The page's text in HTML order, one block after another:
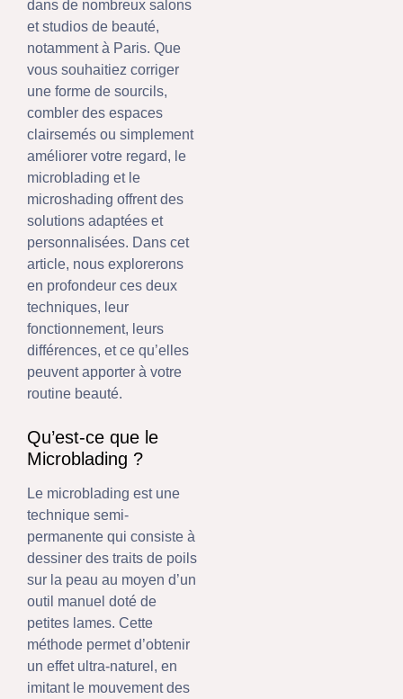
dans de nombreux salons
et studios de beauté,
notamment à Paris. Que
vous souhaitiez corriger
une forme de sourcils,
combler des espaces
clairsemés ou simplement
améliorer votre regard, le
microblading et le
microshading offrent des
solutions adaptées et
personnalisées. Dans cet
article, nous explorerons
en profondeur ces deux
techniques, leur
fonctionnement, leurs
différences, et ce qu’elles
peuvent apporter à votre
routine beauté.
Qu’est-ce que le
Microblading ?
Le microblading est une
technique semi-
permanente qui consiste à
dessiner des traits de poils
sur la peau au moyen d’un
outil manuel doté de
petites lames. Cette
méthode permet d’obtenir
un effet ultra-naturel, en
imitant le mouvement des